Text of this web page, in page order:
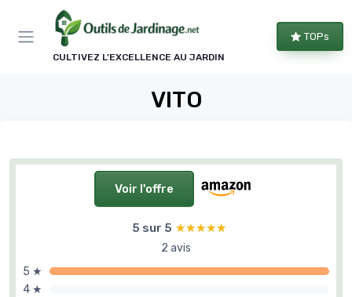
CULTIVEZ L'EXCELLENCE AU JARDIN
TOPs
VITO
Voir l'offre
5 sur 5 ★★★★★
★★★★★
2 avis
5 ★
4 ★
Panneau de gestion des cookies